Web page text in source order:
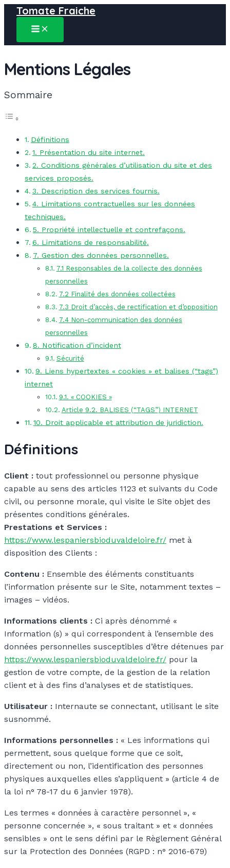
Aller
contenu
Tomate Fraiche
MAIN
MENU
Mentions Légales
Sommaire
Définitions
1. Présentation du site internet.
2. Conditions générales d’utilisation du site et des
services proposés.
3. Description des services fournis.
4. Limitations contractuelles sur les données
techniques.
5. Propriété intellectuelle et contrefaçons.
6. Limitations de responsabilité.
7. Gestion des données personnelles.
7.1 Responsables de la collecte des données
personnelles
7.2 Finalité des données collectées
7.3 Droit d’accès, de rectification et d’opposition
7.4 Non-communication des données
personnelles
8. Notification d’incident
Sécurité
9. Liens hypertextes « cookies » et balises (“tags”)
internet
9.1. « COOKIES »
Article 9.2. BALISES (“TAGS”) INTERNET
10. Droit applicable et attribution de juridiction.
Définitions
Client : tout professionnel ou personne physique
capable au sens des articles 1123 et suivants du Code
civil, ou personne morale, qui visite le Site objet des
présentes conditions générales.
Prestations et Services :
https://www.lespaniersbioduvaldeloire.fr/ met à
disposition des Clients :
Contenu : Ensemble des éléments constituants
l’information présente sur le Site, notamment textes –
images – vidéos.
Informations clients : Ci après dénommé «
Information (s) » qui correspondent à l’ensemble des
données personnelles susceptibles d’être détenues par
https://www.lespaniersbioduvaldeloire.fr/ pour la
gestion de votre compte, de la gestion de la relation
client et à des fins d’analyses et de statistiques.
Utilisateur : Internaute se connectant, utilisant le site
susnommé.
Informations personnelles : « Les informations qui
permettent, sous quelque forme que ce soit,
directement ou non, l’identification des personnes
physiques auxquelles elles s’appliquent » (article 4 de
la loi n° 78-17 du 6 janvier 1978).
Les termes « données à caractère personnel », «
personne concernée », « sous traitant » et « données
sensibles » ont le sens défini par le Règlement Général
sur la Protection des Données (RGPD : n° 2016-679)